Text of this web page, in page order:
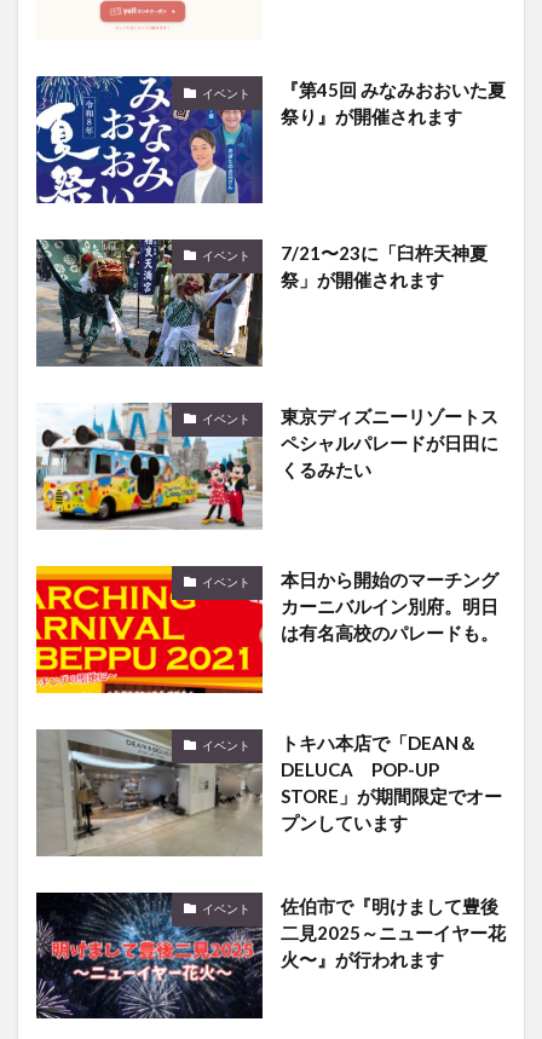
イベント
『第45回 みなみおおいた夏
祭り』が開催されます
イベント
7/21〜23に「臼杵天神夏
祭」が開催されます
イベント
東京ディズニーリゾートス
ペシャルパレードが日田に
くるみたい
イベント
本日から開始のマーチング
カーニバルイン別府。明日
は有名高校のパレードも。
イベント
トキハ本店で「DEAN＆
DELUCA POP-UP
STORE」が期間限定でオー
プンしています
イベント
佐伯市で『明けまして豊後
二見2025～ニューイヤー花
火〜』が行われます